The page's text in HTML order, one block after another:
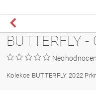
BUTTERFLY -
Kolekce BUTTERFLY 2022